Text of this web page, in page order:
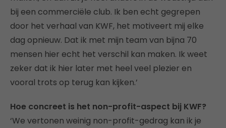
bij een commerciële club. Ik ben echt gegrepen
door het verhaal van KWF, het motiveert mij elke
dag opnieuw. Dat ik met mijn team van bijna 70
mensen hier echt het verschil kan maken. Ik weet
zeker dat ik hier later met heel veel plezier en
vooral trots op terug kan kijken.’
Hoe concreet is het non-profit-aspect bij KWF?
‘We vertonen weinig non-profit-gedrag kan ik je